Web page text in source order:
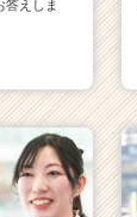
答えしま